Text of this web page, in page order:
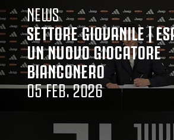
NEWS
SETTORE GIOVANILE |
UN NUOVO GIOCATORE
BIANCONERO
05 FEB. 2026